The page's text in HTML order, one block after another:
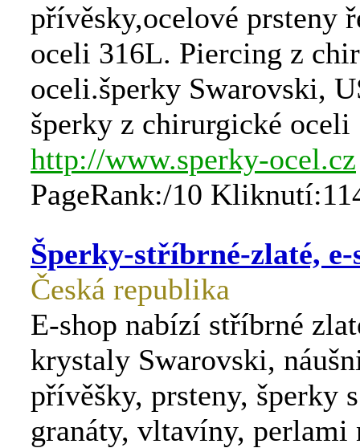
přívěsky,ocelové prsteny
oceli 316L. Piercing z
oceli.šperky Swarovski,
šperky z chirurgické oceli
http://www.sperky-ocel.cz
PageRank:/10
Šperky-stříbrné-zlaté, e-
Česká republika
E-shop nabízí stříbrné
krystaly Swarovski,
přívěšky, prsteny, šperky
granáty, vltavíny, perlami